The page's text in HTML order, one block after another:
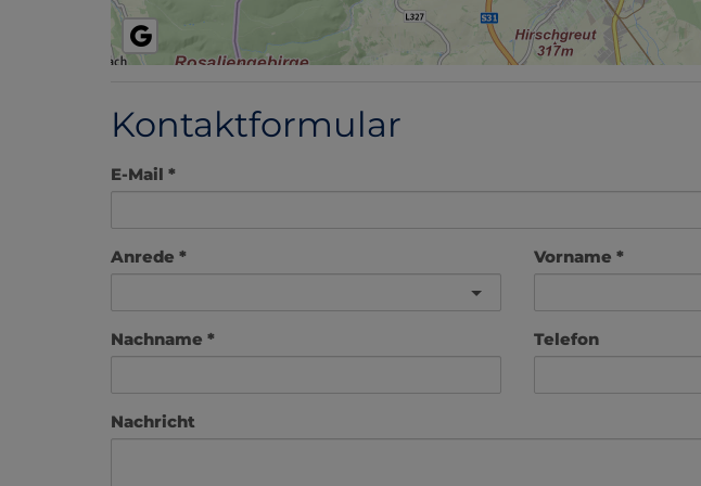
Kontaktformular
E-Mail
Anrede Vorname
Nachname Telefon
Nachricht